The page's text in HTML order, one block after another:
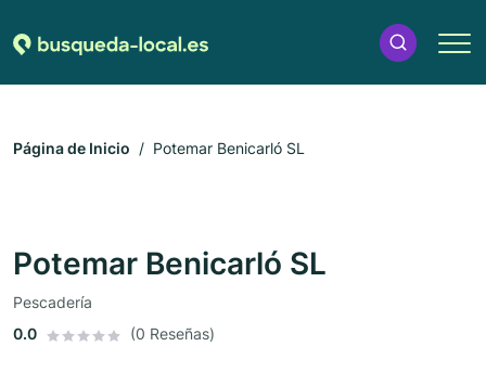
Página de Inicio Potemar Benicarló SL
Potemar Benicarló SL
Pescadería
0.0
(0 Reseñas)